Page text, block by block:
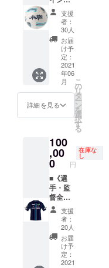
ご支援
金額に
は送料
を含み
ます。
ビュー
ボード
での記
念撮影
→選手
ロッ
カー見
学→
ピッチ
での記
→練習
見学
チケッ
ト
（バッ
クスタ
ンド側
BS席予
定）と
選手サ
イン色
紙＋特
別応援
グッズ
付き！
手の指
定は不
可 ※2：
ベスト
電器ス
タジア
ム内/場
所/掲載
期間は
未定
スポン
サー
するお
名前を
「備考
欄」に
ご記載
くださ
い。
特段の
記載が
ない場
合はご
本名を
ルデザ
インポ
スト
カード
《クラ
ウド
ファン
ディン
グ限
定》
※1 特典
ボード
に名前
を掲載
（ご支
援金額
によっ
てサイ
ズ変
更）
『選手
サイ
ン』
は、選
り】ア
ビスパ
オリジ
ナル4号
球
※1※2 特
①・・
【選手
直筆サ
イン入
り】オ
リジナ
インポ
スト
カード
《クラ
ウド
ファン
ディン
グ限
定》
※3 特典
②・・
スポン
サー
ボード
支援
者：
30人
お届
け予
定：
2021
年06
月
詳細を見る
こ
の
リ
タ
ー
ン
を
選
択
す
る
100
,00
0 円
在庫な
し
■《選
手・監
督全員
のサイ
ン入
り!!》
2021
シーズ
ンオー
セン
支援
者：
20人
お届
け予
定：
2021